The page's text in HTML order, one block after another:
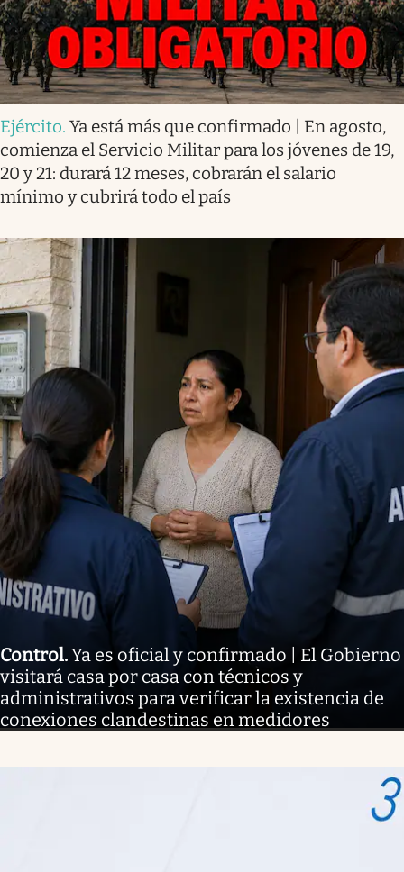
Ejército. Ya está más que confirmado | En agosto,
comienza el Servicio Militar para los jóvenes de 19,
20 y 21: durará 12 meses, cobrarán el salario
mínimo y cubrirá todo el país
Control.Ya es oficial y confirmado | El Gobierno
visitará casa por casa con técnicos y
administrativos para verificar la existencia de
conexiones clandestinas en medidores